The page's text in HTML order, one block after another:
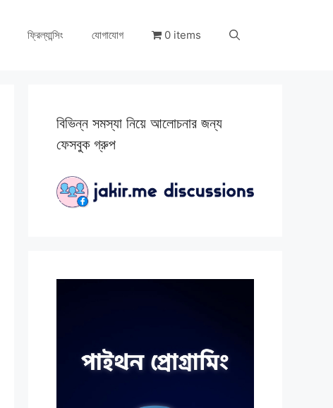
ফ্রিল্যান্সিং যোগাযোগ 0 items
বিভিন্ন সমস্যা নিয়ে আলোচনার জন্য
ফেসবুক গ্রুপ